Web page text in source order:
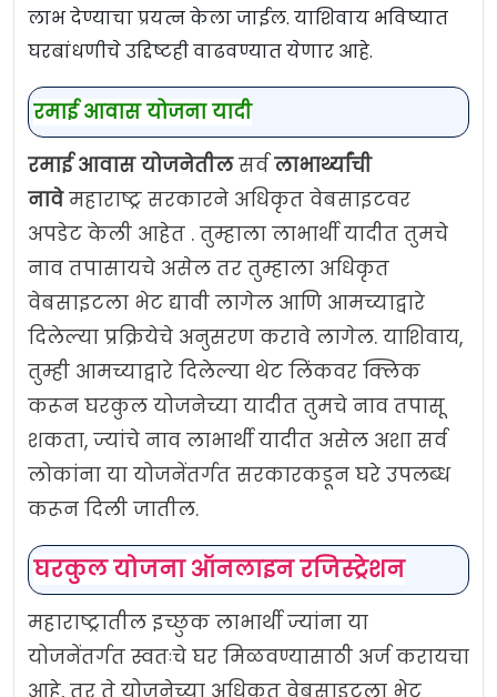
लाभ देण्याचा प्रयत्न केला जाईल. याशिवाय भविष्यात
घरबांधणीचे उद्दिष्टही वाढवण्यात येणार आहे.
रमाई आवास योजना यादी
रमाई आवासयोजनेतीलसर्व लाभार्थ्यांची
नावेमहाराष्ट्र सरकारने अधिकृत वेबसाइटवर
अपडेट केली आहेत . तुम्हाला लाभार्थी यादीत तुमचे
नाव तपासायचे असेल तर तुम्हाला अधिकृत
वेबसाइटला भेट द्यावी लागेल आणि आमच्याद्वारे
दिलेल्या प्रक्रियेचे अनुसरण करावे लागेल. याशिवाय,
तुम्ही आमच्याद्वारे दिलेल्या थेट लिंकवर क्लिक
करून घरकुल योजनेच्या यादीत तुमचे नाव तपासू
शकता, ज्यांचे नाव लाभार्थी यादीत असेल अशा सर्व
लोकांना या योजनेंतर्गत सरकारकडून घरे उपलब्ध
करून दिली जातील.
घरकुलयोजनाऑनलाइनरजिस्ट्रेशन
महाराष्ट्रातील इच्छुक लाभार्थी ज्यांना या
योजनेंतर्गत स्वतःचे घर मिळवण्यासाठी अर्ज करायचा